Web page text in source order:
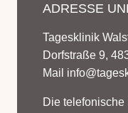
ADRESSE
Tagesklinik
Dorfstraße 9,
Mail
Die